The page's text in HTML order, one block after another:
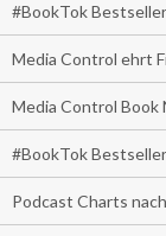
#BookTok
Media Control ehrt
Media Control Book
#BookTok
Podcast Charts